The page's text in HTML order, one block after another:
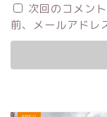
次回のコメン
前、メールアドレ